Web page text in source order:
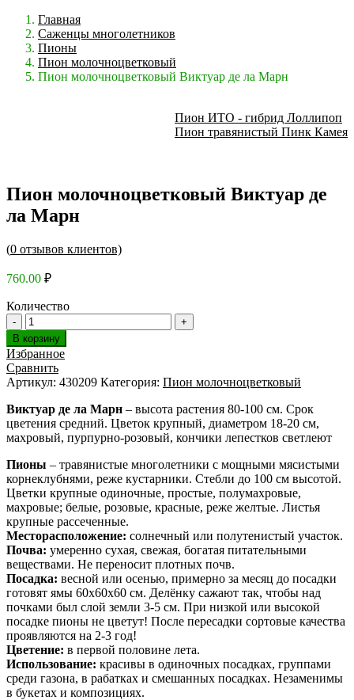
Главная
Саженцы многолетников
Пионы
Пион молочноцветковый
Пион молочноцветковый Виктуар де ла Марн
Пион ИТО - гибрид Лоллипоп
Пион травянистый Пинк Камея
Пион молочноцветковый Виктуар де
ла Марн
(0 отзывов клиентов)
760.00 ₽
Количество
В корзину
Избранное
Сравнить
Артикул: 430209 Категория: Пион молочноцветковый
Виктуар де ла Марн – высота растения 80-100 см. Срок
цветения средний. Цветок крупный, диаметром 18-20 см,
махровый, пурпурно-розовый, кончики лепестков светлеют
Пионы – травянистые многолетники с мощными мясистыми
корнеклубнями, реже кустарники. Стебли до 100 см высотой.
Цветки крупные одиночные, простые, полумахровые,
махровые; белые, розовые, красные, реже желтые. Листья
крупные рассеченные.
Месторасположение: солнечный или полутенистый участок.
Почва: умеренно сухая, свежая, богатая питательными
веществами. Не переносит плотных почв.
Посадка: весной или осенью, примерно за месяц до посадки
готовят ямы 60х60х60 см. Делёнку сажают так, чтобы над
почками был слой земли 3-5 см. При низкой или высокой
посадке пионы не цветут! После пересадки сортовые качества
проявляются на 2-3 год!
Цветение: в первой половине лета.
Использование: красивы в одиночных посадках, группами
среди газона, в рабатках и смешанных посадках. Незаменимы
в букетах и композициях.